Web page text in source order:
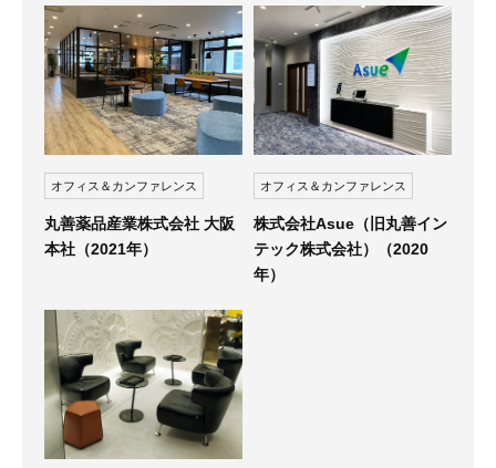
オフィス＆カンファレンス
丸善薬品産業株式会社 大阪
本社（2021年）
オフィス＆カンファレンス
株式会社Asue（旧丸善イン
テック株式会社）（2020
年）